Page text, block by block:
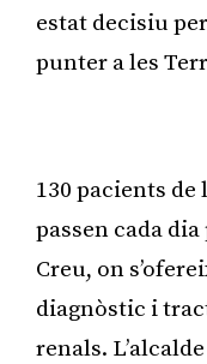
estat decisiu
punter a les
130 pacients
passen cada
Creu, on
diagnòstic i
renals.